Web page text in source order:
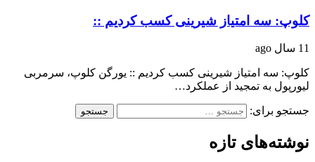
کلوپ: سه امتیاز شیرینی کسب کردیم ::
11 سال ago
کلوپ: سه امتیاز شیرینی کسب کردیم :: یورگن کلوپ، سرمربی
لیورپول به تمجید از عملکرد…
جستجو برای:
نوشته‌های تازه